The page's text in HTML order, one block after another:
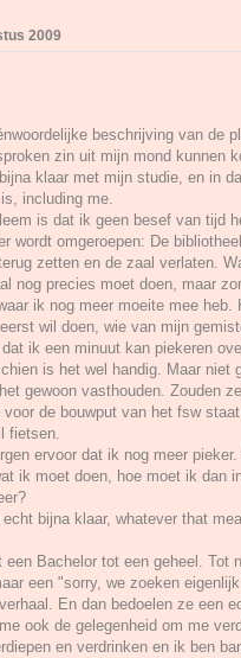
2009
beschrijving van de
zin uit mijn mond kunnen
klaar met mijn studie, en in
including me.
is dat ik geen besef van tijd
wordt omgeroepen: De
zetten en de zaal verlaten.
nog precies moet doen, maar
ik nog meer moeite mee
wil doen, wie van mijn
ik een minuut kan piekeren
is het wel handig. Maar niet
gewoon vasthouden. Zouden
voor de bouwput van het fsw
fietsen.
ervoor dat ik nog meer
ik moet doen, hoe moet ik dan
echt bijna klaar, whatever that
een Bachelor tot een geheel.
een "sorry, we zoeken
En dan bedoelen ze een
ook de gelegenheid om me
en verdrinken en ik ben